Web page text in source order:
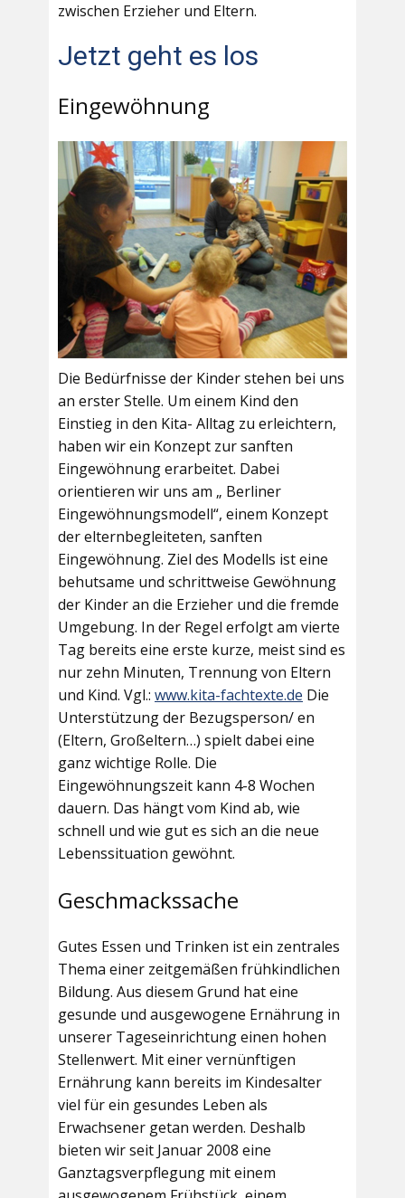
zwischen Erzieher und Eltern.
Jetzt geht es los
Eingewöhnung
Die Bedürfnisse der Kinder stehen bei uns
an erster Stelle. Um einem Kind den
Einstieg in den Kita- Alltag zu erleichtern,
haben wir ein Konzept zur sanften
Eingewöhnung erarbeitet. Dabei
orientieren wir uns am „ Berliner
Eingewöhnungsmodell“, einem Konzept
der elternbegleiteten, sanften
Eingewöhnung. Ziel des Modells ist eine
behutsame und schrittweise Gewöhnung
der Kinder an die Erzieher und die fremde
Umgebung. In der Regel erfolgt am vierte
Tag bereits eine erste kurze, meist sind es
nur zehn Minuten, Trennung von Eltern
und Kind. Vgl.: www.kita-fachtexte.de Die
Unterstützung der Bezugsperson/ en
(Eltern, Großeltern…) spielt dabei eine
ganz wichtige Rolle. Die
Eingewöhnungszeit kann 4-8 Wochen
dauern. Das hängt vom Kind ab, wie
schnell und wie gut es sich an die neue
Lebenssituation gewöhnt.
Geschmackssache
Gutes Essen und Trinken ist ein zentrales
Thema einer zeitgemäßen frühkindlichen
Bildung. Aus diesem Grund hat eine
gesunde und ausgewogene Ernährung in
unserer Tageseinrichtung einen hohen
Stellenwert. Mit einer vernünftigen
Ernährung kann bereits im Kindesalter
viel für ein gesundes Leben als
Erwachsener getan werden. Deshalb
bieten wir seit Januar 2008 eine
Ganztagsverpflegung mit einem